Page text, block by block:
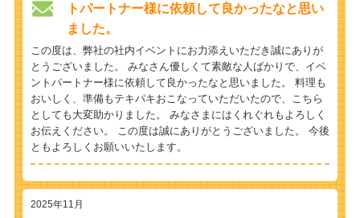
トパートナー様に依頼して良かったなと思い
ました。
この度は、弊社の社内イベントにお力添えいただき誠にありが
とうございました。 みなさん優しくて素敵な人ばかりで、イベ
ントパートナー様に依頼して良かったなと思いました。 料理も
おいしく、準備もテキパキおこなっていただいたので、こちら
としても大変助かりました。 みなさまにはくれぐれもよろしく
お伝えください。 この度は誠にありがとうございました。 今後
ともよろしくお願いいたします。
2025年11月